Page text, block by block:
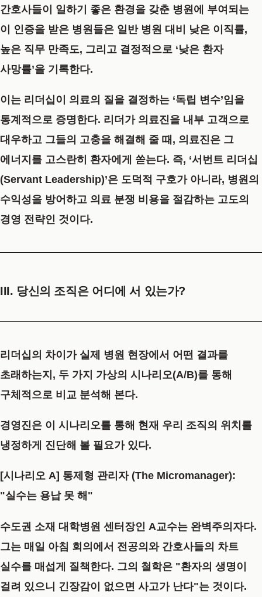
간호사들이 일하기 좋은 환경을 갖춘 병원에 부여되는
이 인증을 받은 병원들은 일반 병원 대비 낮은 이직률,
높은 직무 만족도, 그리고 결정적으로 ‘낮은 환자
사망률’을 기록한다.
이는 리더십이 의료의 질을 결정하는 ‘독립 변수’임을
통계적으로 증명한다. 리더가 의료진을 내부 고객으로
대우하고 그들의 고충을 해결해 줄 때, 의료진은 그
에너지를 고스란히 환자에게 쏟는다. 즉, ‘서번트 리더십
(Servant Leadership)’은 도덕적 구호가 아니라, 병원의
수익성을 방어하고 의료 분쟁 비용을 절감하는 고도의
경영 전략인 것이다.
III. 당신의 조직은 어디에 서 있는가?
리더십의 차이가 실제 병원 현장에서 어떤 결과를
초래하는지, 두 가지 가상의 시나리오(A/B)를 통해
구체적으로 비교 분석해 본다.
경영진은 이 시나리오를 통해 현재 우리 조직의 위치를
냉정하게 진단해 볼 필요가 있다.
[시나리오 A] 통제형 관리자 (The Micromanager):
"실수는 용납 못 해"
수도권 소재 대학병원 센터장인 A교수는 완벽주의자다.
그는 매일 아침 회의에서 전공의와 간호사들의 차트
실수를 매섭게 질책한다. 그의 철학은 "환자의 생명이
걸려 있으니 긴장감이 없으면 사고가 난다"는 것이다.